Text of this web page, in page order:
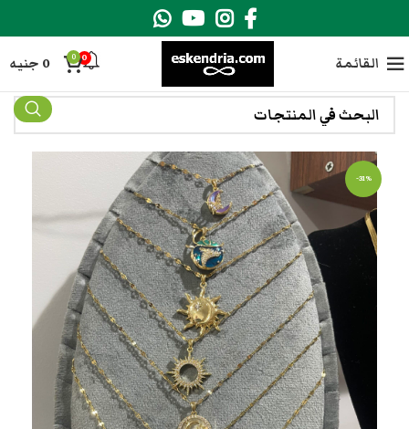
القائمة 0
0
0 جنيه
-31%